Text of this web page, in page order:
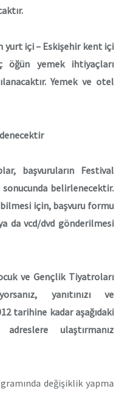
yurt içi – Eskişehir kent içi
öğün yemek ihtiyaçları
Yemek ve otel
başvuruların Festival
belirlenecektir.
için, başvuru formu
da vcd/dvd gönderilmesi
ve Gençlik Tiyatroları
yanıtınızı ve
tarihine kadar aşağıdaki
ulaştırmanız
değişiklik yapma